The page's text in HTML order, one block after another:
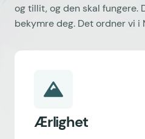
og tillit, og den skal fungere.
bekymre deg. Det ordner vi i
Ærlighet